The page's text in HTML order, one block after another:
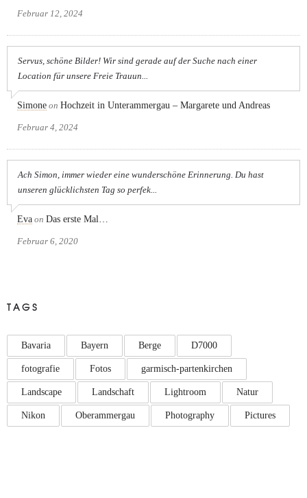
Februar 12, 2024
Servus, schöne Bilder! Wir sind gerade auf der Suche nach einer
Location für unsere Freie Trauun...
Simone on Hochzeit in Unterammergau – Margarete und Andreas
Februar 4, 2024
Ach Simon, immer wieder eine wunderschöne Erinnerung. Du hast
unseren glücklichsten Tag so perfek...
Eva on Das erste Mal…
Februar 6, 2020
TAGS
Bavaria Bayern Berge D7000
fotografie Fotos garmisch-partenkirchen
Landscape Landschaft Lightroom Natur
Nikon Oberammergau Photography Pictures